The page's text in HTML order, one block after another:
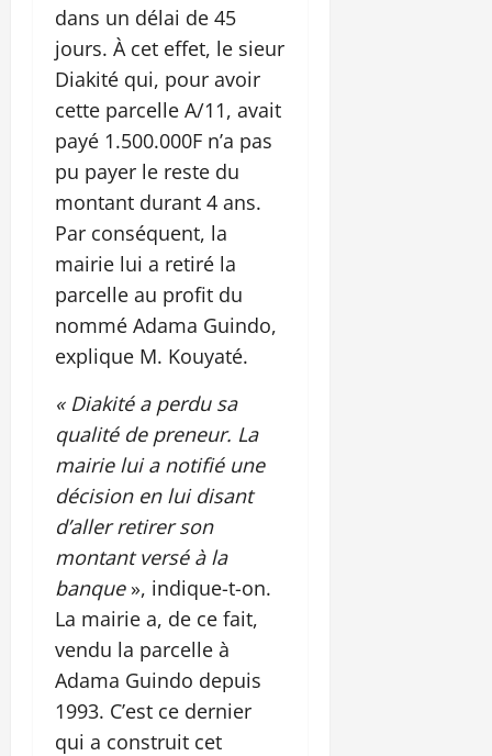
dans un délai de 45
jours. À cet effet, le sieur
Diakité qui, pour avoir
cette parcelle A/11, avait
payé 1.500.000F n’a pas
pu payer le reste du
montant durant 4 ans.
Par conséquent, la
mairie lui a retiré la
parcelle au profit du
nommé Adama Guindo,
explique M. Kouyaté.
« Diakité a perdu sa
qualité de preneur. La
mairie lui a notifié une
décision en lui disant
d’aller retirer son
montant versé à la
banque», indique-t-on.
La mairie a, de ce fait,
vendu la parcelle à
Adama Guindo depuis
1993. C’est ce dernier
qui a construit cet